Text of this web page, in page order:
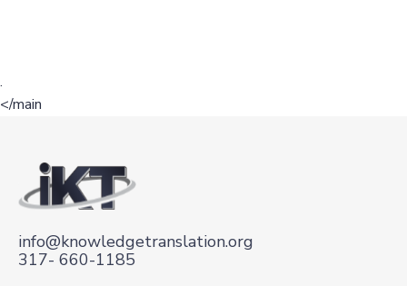
.
</main
info@knowledgetranslation.org
317- 660-1185